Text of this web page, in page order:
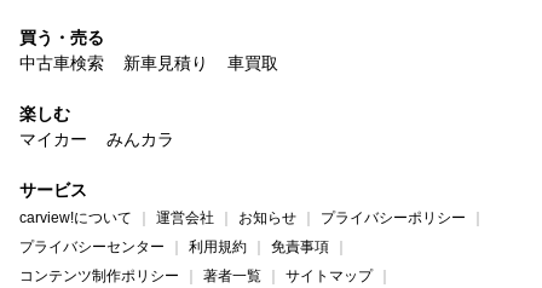
買う・売る
中古車検索
新車見積り 車買取
楽しむ
マイカー
みんカラ
サービス
carview!について 運営会社 お知らせ
プライバシーポリシー
プライバシーセンター
利用規約
免責事項
コンテンツ制作ポリシー
著者一覧 サイトマップ